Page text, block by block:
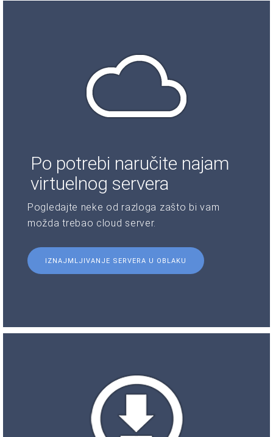
Po potrebi naručite najam
virtuelnog servera
Pogledajte neke od razloga zašto bi vam
možda trebao cloud server.
IZNAJMLJIVANJE SERVERA U OBLAKU